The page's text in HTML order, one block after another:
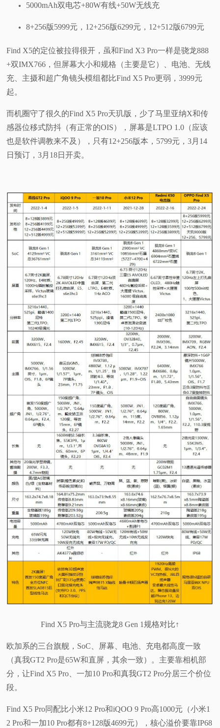
5000mAh双电芯+80W有线+50W无线充
8+256版5999元，12+256版6299元，12+512版6799元
Find X5的定位被拉得很开，虽和Find X3 Pro一样是骁龙888
+双IMX766，但屏幕大小和规格（主要是它）、电池、无线
充、主摄和超广角镜头模组都比Find X5 Pro更弱，3999元
起。
而机圈守了很久的Find X5 Pro天玑版，少了马里亚纳X和传
感器位移式防抖（有正常的OIS），屏幕是LTPO 1.0（应该
也是软件调教来不及），只有12+256版本，5799元，3月14
日预订，3月18日开卖。
Find X5 Pro与主流骁龙8 Gen 1规格对比↑
欧加系的三台旗舰，SoC、屏幕、电池、充电都高度一致
（真我GT2 Pro是65W和直屏，其余一致）。主要靠相机部
分，让Find X5 Pro、一加10 Pro和真我GT2 Pro分居三个价位
段。
Find X5 Pro同配比小米12 Pro和iQOO 9 Pro高1000元（小米1
2 Pro和一加10 Pro都有8+128版4699元），核心溢价要靠IP68